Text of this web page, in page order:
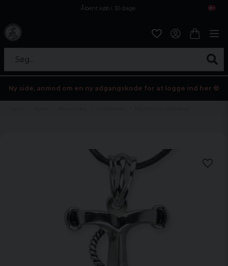
Åbent køb i 30 dage
Søg...
Ny side, anmod om en ny adgangskode for at logge ind her 💀